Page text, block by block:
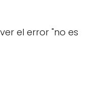
el error "no es